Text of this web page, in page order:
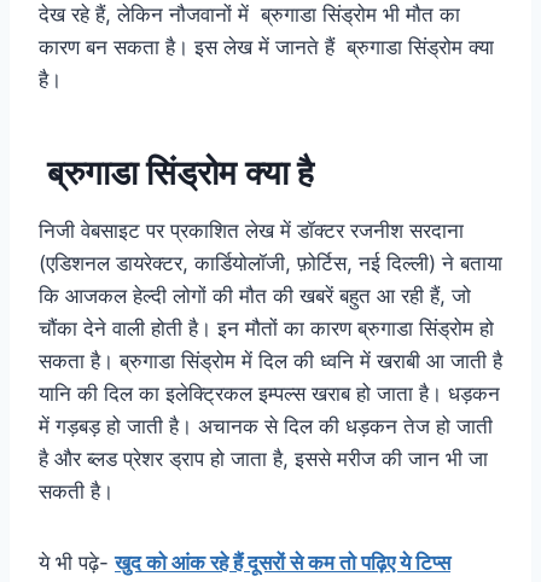
देख रहे हैं, लेकिन नौजवानों में ब्रुगाडा सिंड्रोम भी मौत का
कारण बन सकता है। इस लेख में जानते हैं ब्रुगाडा सिंड्रोम क्या
है।
ब्रुगाडा सिंड्रोम क्या है
निजी वेबसाइट पर प्रकाशित लेख में डॉक्टर रजनीश सरदाना
(एडिशनल डायरेक्टर, कार्डियोलॉजी, फ़ोर्टिस, नई दिल्ली) ने बताया
कि आजकल हेल्दी लोगों की मौत की खबरें बहुत आ रही हैं, जो
चौंका देने वाली होती है। इन मौतों का कारण ब्रुगाडा सिंड्रोम हो
सकता है। ब्रुगाडा सिंड्रोम में दिल की ध्वनि में खराबी आ जाती है
यानि की दिल का इलेक्ट्रिकल इम्पल्स खराब हो जाता है। धड़कन
में गड़बड़ हो जाती है। अचानक से दिल की धड़कन तेज हो जाती
है और ब्लड प्रेशर ड्राप हो जाता है, इससे मरीज की जान भी जा
सकती है।
ये भी पढ़े-खुद को आंक रहे हैं दूसरों से कम तो पढ़िए ये टिप्स